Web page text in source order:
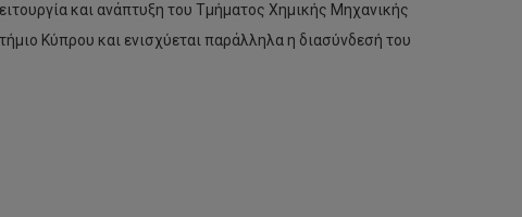
και ανάπτυξη του Τμήματος Χημικής Μηχανικής
Κύπρου και ενισχύεται παράλληλα η διασύνδεσή του
Εδώ
φοιτούμε.